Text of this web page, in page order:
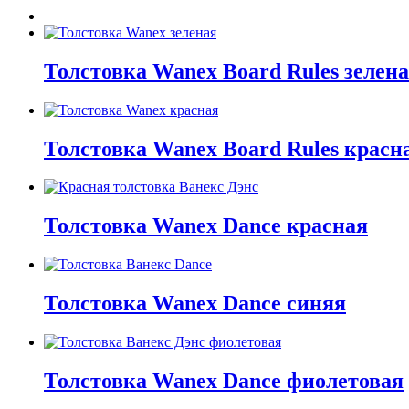
Толстовка Wanex Board Rules
Толстовка Wanex Board Rules
Толстовка Wanex Dance красная
Толстовка Wanex Dance синяя
Толстовка Wanex Dance фиолетовая